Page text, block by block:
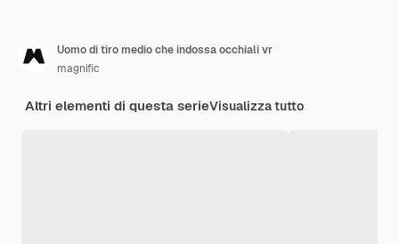
Uomo di tiro medio che indossa occhiali vr
magnific
Altri elementi di questa serieVisualizza tutto